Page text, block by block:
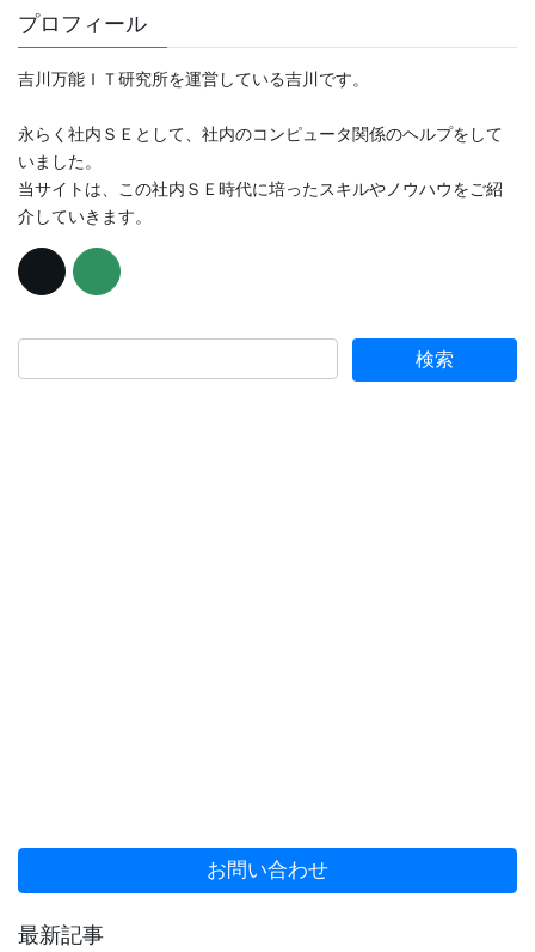
プロフィール
吉川万能ＩＴ研究所を運営している吉川です。
永らく社内ＳＥとして、社内のコンピュータ関係のヘルプをして
いました。
当サイトは、この社内ＳＥ時代に培ったスキルやノウハウをご紹
介していきます。
お問い合わせ
最新記事